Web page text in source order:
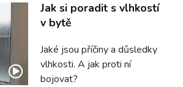
Jak si poradit s vlhkostí
v bytě
Jaké jsou příčiny a důsledky
vlhkosti. A jak proti ní
bojovat?